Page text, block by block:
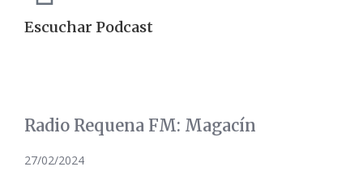
Escuchar Podcast
Radio Requena FM: Magacín
27/02/2024